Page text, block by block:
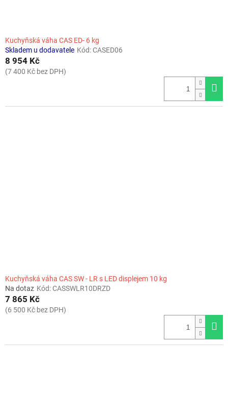
Kuchyňská váha CAS ED- 6 kg
Skladem u dodavatele Kód:CASED06
8 954 Kč
(7 400 Kč bez DPH)
Kuchyňská váha CAS SW - LR s LED displejem 10 kg
Na dotaz Kód:CASSWLR10DRZD
7 865 Kč
(6 500 Kč bez DPH)